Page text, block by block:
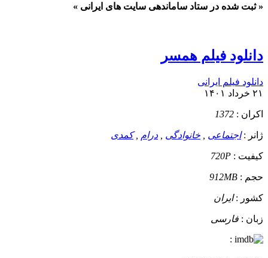
« ثبت شده در ستاد ساماندهی سایت های ایرانی »
دانلود فیلم همسر
دانلود فیلم ایرانی
۲۱ خرداد ۱۴۰۱
اکران : 1372
ژانر :اجتماعی خانوادگی درام ,کمدی
کيفيت : 720P
حجم : 912MB
کشور :ایران
زبان : فارسی
: